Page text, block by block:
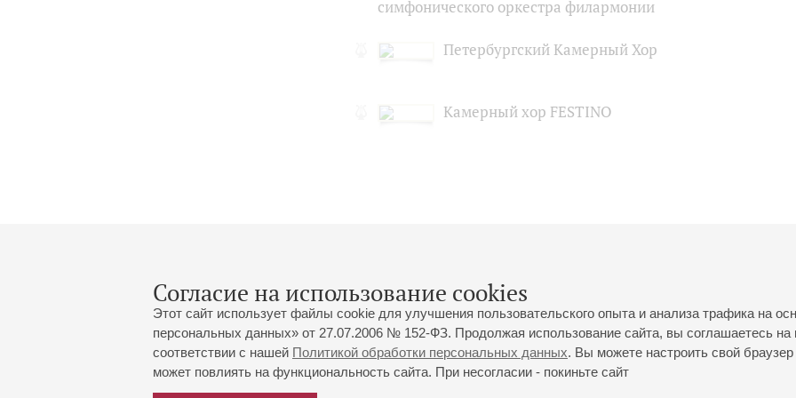
Согласие на использование cookies
Этот сайт использует файлы cookie для улучшения пользовательского опыта и анализа трафика на
персональных данных» от 27.07.2006 № 152-ФЗ. Продолжая использование сайта, вы соглашаетесь
соответствии с нашей Политикой обработки персональных данных. Вы можете настроить свой
может повлиять на функциональность сайта. При несогласии - покиньте сайт
симфонического оркестра филармонии
Петербургский Камерный Хор
Камерный хор FESTINO
Большой зал:
191186, Санкт-Петербург, Михайловская ул., 2
Часы работы кассы Большого зала: с 11:00 до 20:30